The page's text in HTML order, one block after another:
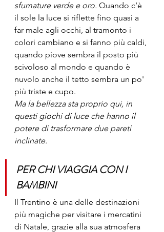
sfumature verde e oro. Quando c’è
il sole la luce si riflette fino quasi a
far male agli occhi, al tramonto i
colori cambiano e si fanno più caldi,
quando piove sembra il posto più
scivoloso al mondo e quando è
nuvolo anche il tetto sembra un po'
più triste e cupo.
Ma la bellezza sta proprio qui, in
questi giochi di luce che hanno il
potere di trasformare due pareti
inclinate.
PER CHI VIAGGIA CON I
BAMBINI
Il Trentino è una delle destinazioni
più magiche per visitare i mercatini
di Natale, grazie alla sua atmosfera